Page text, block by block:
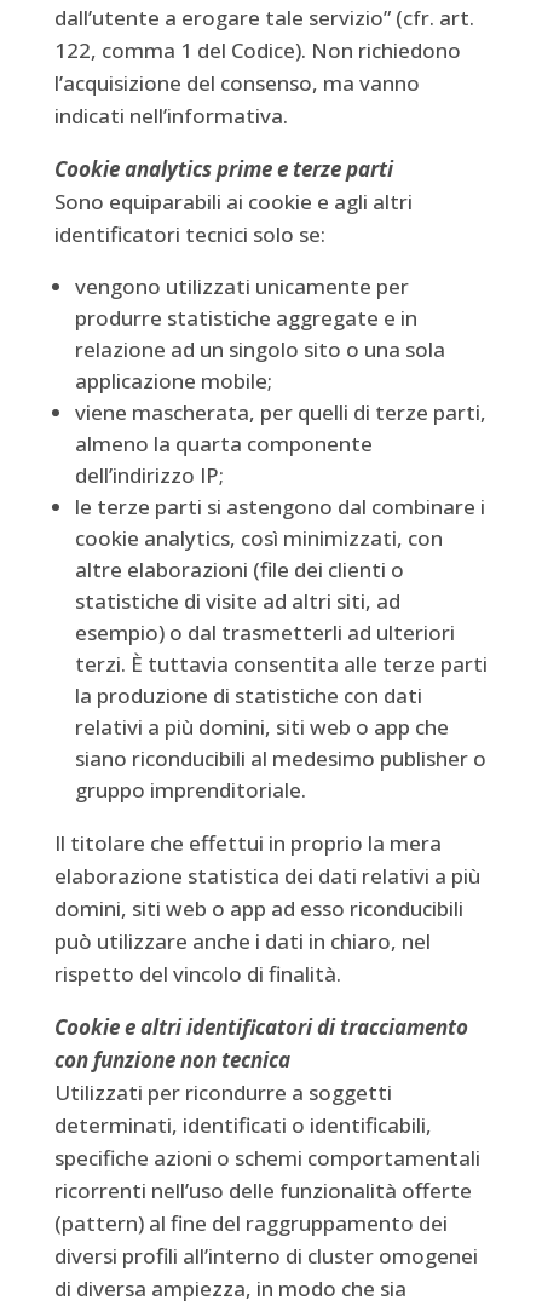
dall’utente a erogare tale servizio” (cfr. art.
122, comma 1 del Codice). Non richiedono
l’acquisizione del consenso, ma vanno
indicati nell’informativa.
Cookie analytics prime e terze parti
Sono equiparabili ai cookie e agli altri
identificatori tecnici solo se:
vengono utilizzati unicamente per
produrre statistiche aggregate e in
relazione ad un singolo sito o una sola
applicazione mobile;
viene mascherata, per quelli di terze parti,
almeno la quarta componente
dell’indirizzo IP;
le terze parti si astengono dal combinare i
cookie analytics, così minimizzati, con
altre elaborazioni (file dei clienti o
statistiche di visite ad altri siti, ad
esempio) o dal trasmetterli ad ulteriori
terzi. È tuttavia consentita alle terze parti
la produzione di statistiche con dati
relativi a più domini, siti web o app che
siano riconducibili al medesimo publisher o
gruppo imprenditoriale.
Il titolare che effettui in proprio la mera
elaborazione statistica dei dati relativi a più
domini, siti web o app ad esso riconducibili
può utilizzare anche i dati in chiaro, nel
rispetto del vincolo di finalità.
Cookie e altri identificatori di tracciamento
con funzione non tecnica
Utilizzati per ricondurre a soggetti
determinati, identificati o identificabili,
specifiche azioni o schemi comportamentali
ricorrenti nell’uso delle funzionalità offerte
(pattern) al fine del raggruppamento dei
diversi profili all’interno di cluster omogenei
di diversa ampiezza, in modo che sia